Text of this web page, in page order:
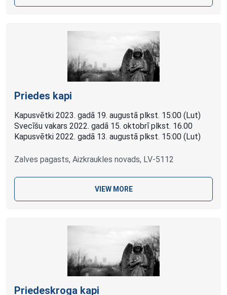
Priedes kapi
Kapusvētki 2023. gadā 19. augustā plkst. 15:00 (Lut)
Svecīšu vakars 2022. gadā 15. oktobrī plkst. 16.00
Kapusvētki 2022. gadā 13. augustā plkst. 15:00 (Lut)
Zalves pagasts, Aizkraukles novads, LV-5112
VIEW MORE
Priedeskroga kapi